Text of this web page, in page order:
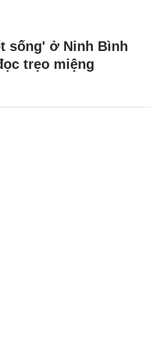
sống' ở Ninh Bình
trẹo miệng